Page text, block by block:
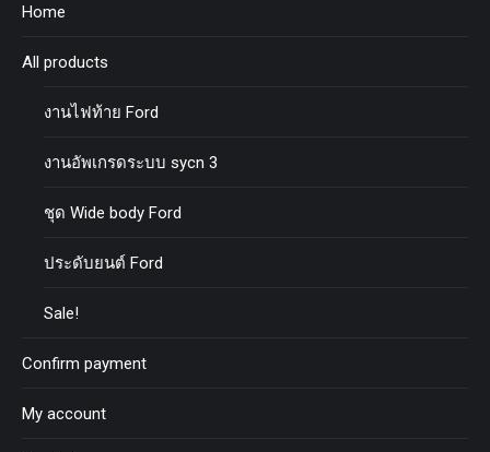
Home
All products
งานไฟท้าย Ford
งานอัพเกรดระบบ sycn 3
ชุด Wide body Ford
ประดับยนต์ Ford
Sale!
Confirm payment
My account